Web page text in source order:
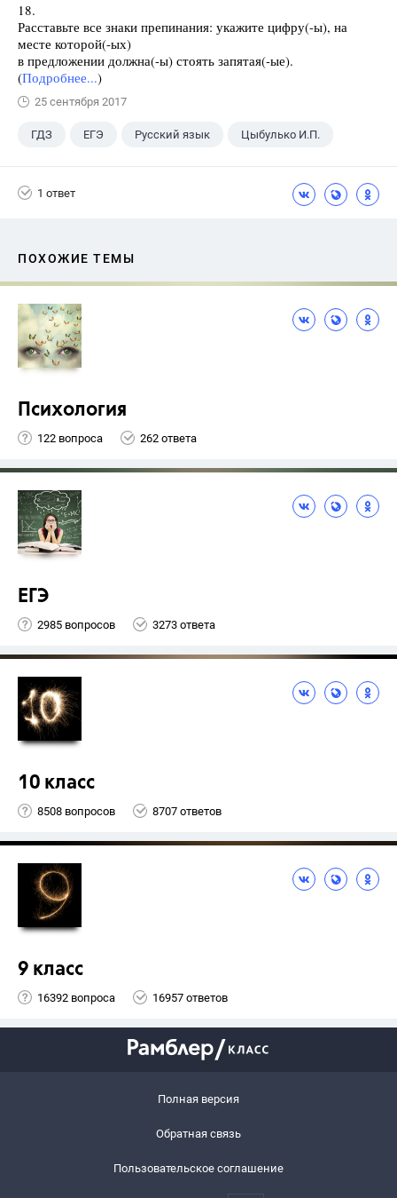
18.
Расставьте все знаки препинания: укажите цифру(-ы), на
месте которой(-ых)
в предложении должна(-ы) стоять запятая(-ые).
(Подробнее...)
25 сентября 2017
ГДЗ ЕГЭ Русский язык Цыбулько И.П.
1 ответ
ПОХОЖИЕ ТЕМЫ
Психология
122 вопроса 262 ответа
ЕГЭ
2985 вопросов 3273 ответа
10 класс
8508 вопросов 8707 ответов
9 класс
16392 вопроса 16957 ответов
Полная версия
Обратная связь
Пользовательское соглашение